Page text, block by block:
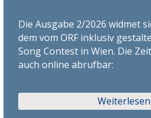
Die Ausgabe 2/2026 widmet
dem vom ORF inklusiv
Song Contest in Wien. Die
auch online abrufbar:
Weiterlesen